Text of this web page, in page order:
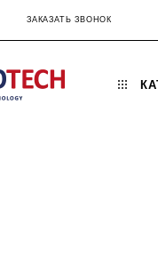
ЗАКАЗАТЬ ЗВОНОК